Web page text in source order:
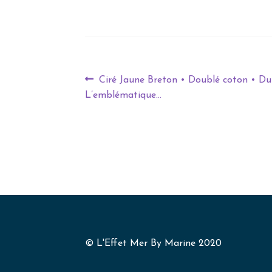
Ciré Jaune Breton • Doublé coton •
L’emblématique…
© L'Effet Mer By Marine 2020